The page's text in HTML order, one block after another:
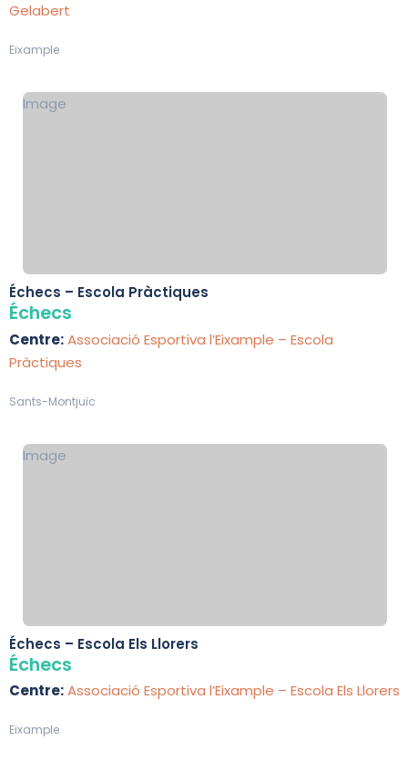
Gelabert
Eixample
Image
Échecs – Escola Pràctiques
Échecs
Centre:Associació Esportiva l’Eixample – Escola
Pràctiques
Sants-Montjuïc
Image
Échecs – Escola Els Llorers
Échecs
Centre:Associació Esportiva l’Eixample – Escola Els Llorers
Eixample